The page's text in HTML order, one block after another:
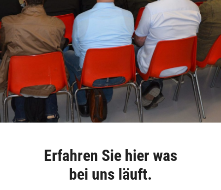
Erfahren Sie hier was
bei uns läuft.